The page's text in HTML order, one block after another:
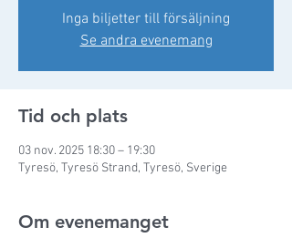
Inga biljetter till försäljning
Se andra evenemang
Tid och plats
03 nov. 2025 18:30 – 19:30
Tyresö, Tyresö Strand, Tyresö, Sverige
Om evenemanget